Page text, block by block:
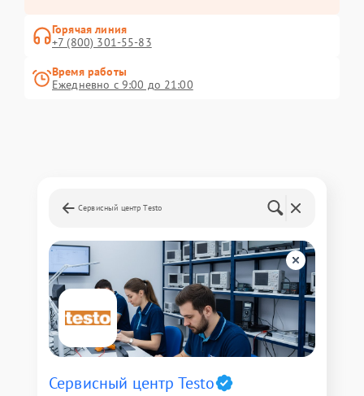
Горячая линия
+7 (800) 301-55-83
Время работы
Ежедневно с 9:00 до 21:00
Сервисный центр Testo
Сервисный центр Testo